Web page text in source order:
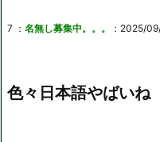
7 ： 名無し募集中。。。 ：2025/
色々日本語やばいね